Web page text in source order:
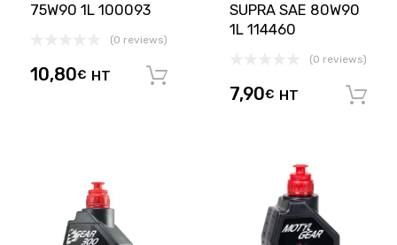
75W90 1L 100093
(0 reviews)
10,80€ HT
SUPRA SAE 80W90
1L 114460
(0 reviews)
7,90€ HT